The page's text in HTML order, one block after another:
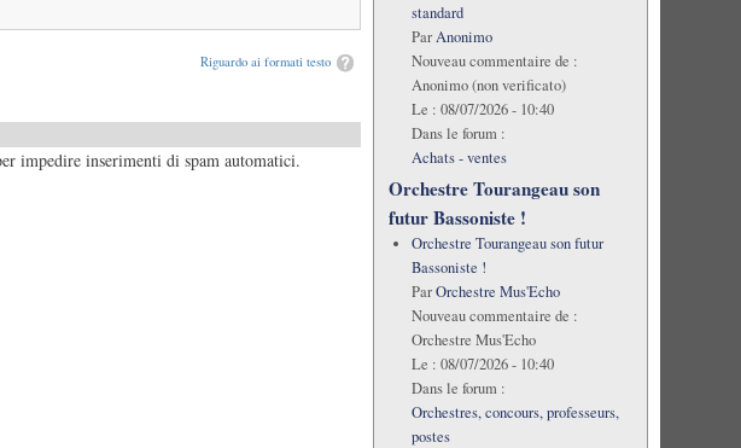
Riguardo ai formati testo
impedire inserimenti di spam automatici.
standard
ParAnonimo
Nouveau commentaire de :
Anonimo (non verificato)
Le : 08/07/2026 - 10:40
Dans le forum :
Achats - ventes
Orchestre Tourangeau son
futur Bassoniste !
Orchestre Tourangeau son futur
Bassoniste !
ParOrchestre Mus'Echo
Nouveau commentaire de :
Orchestre Mus'Echo
Le : 08/07/2026 - 10:40
Dans le forum :
Orchestres, concours, professeurs,
postes